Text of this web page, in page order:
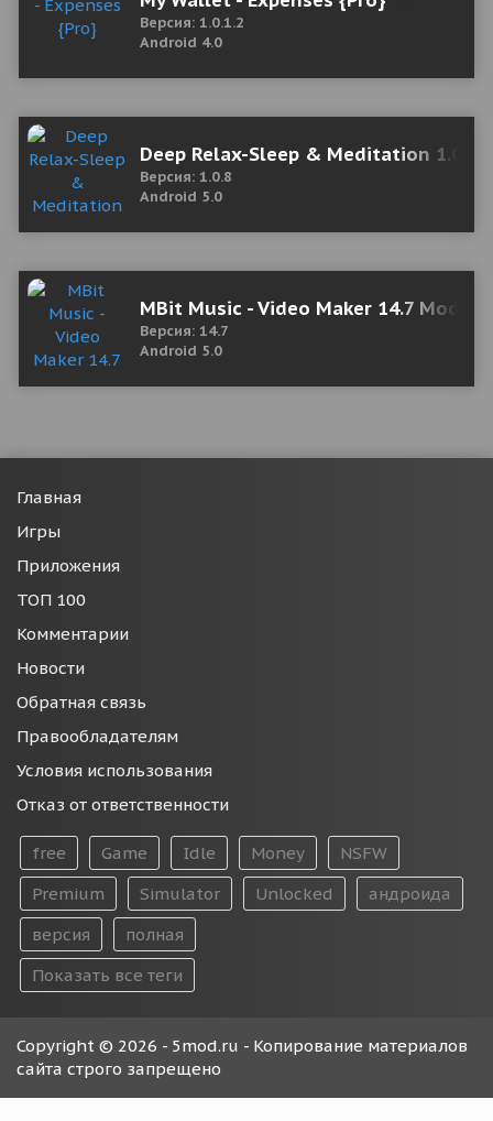
Версия: 1.0.1.2
Android 4.0
Deep Relax-Sleep & Meditation 1.0.8
Версия: 1.0.8
Android 5.0
MBit Music - Video Maker 14.7 Mod
Версия: 14.7
Android 5.0
Главная
Игры
Приложения
ТОП 100
Комментарии
Новости
Обратная связь
Правообладателям
Условия использования
Отказ от ответственности
free Game Idle Money
NSFW
Premium
Simulator Unlocked
андроида
версия
полная
Показать все теги
Copyright © 2026 - 5mod.ru - Копирование материалов
сайта строго запрещено